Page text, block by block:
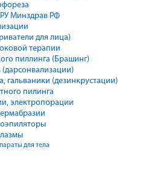
Минздрав РФ
для лица)
терапии
пиллинга (Брашинг)
гальваники (дезинкрустации)
пилинга
электропорации
для тела